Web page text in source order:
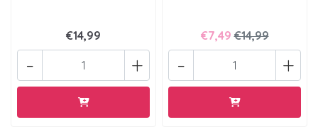
€14,99
+
-
€7,49 €14,99
+
-